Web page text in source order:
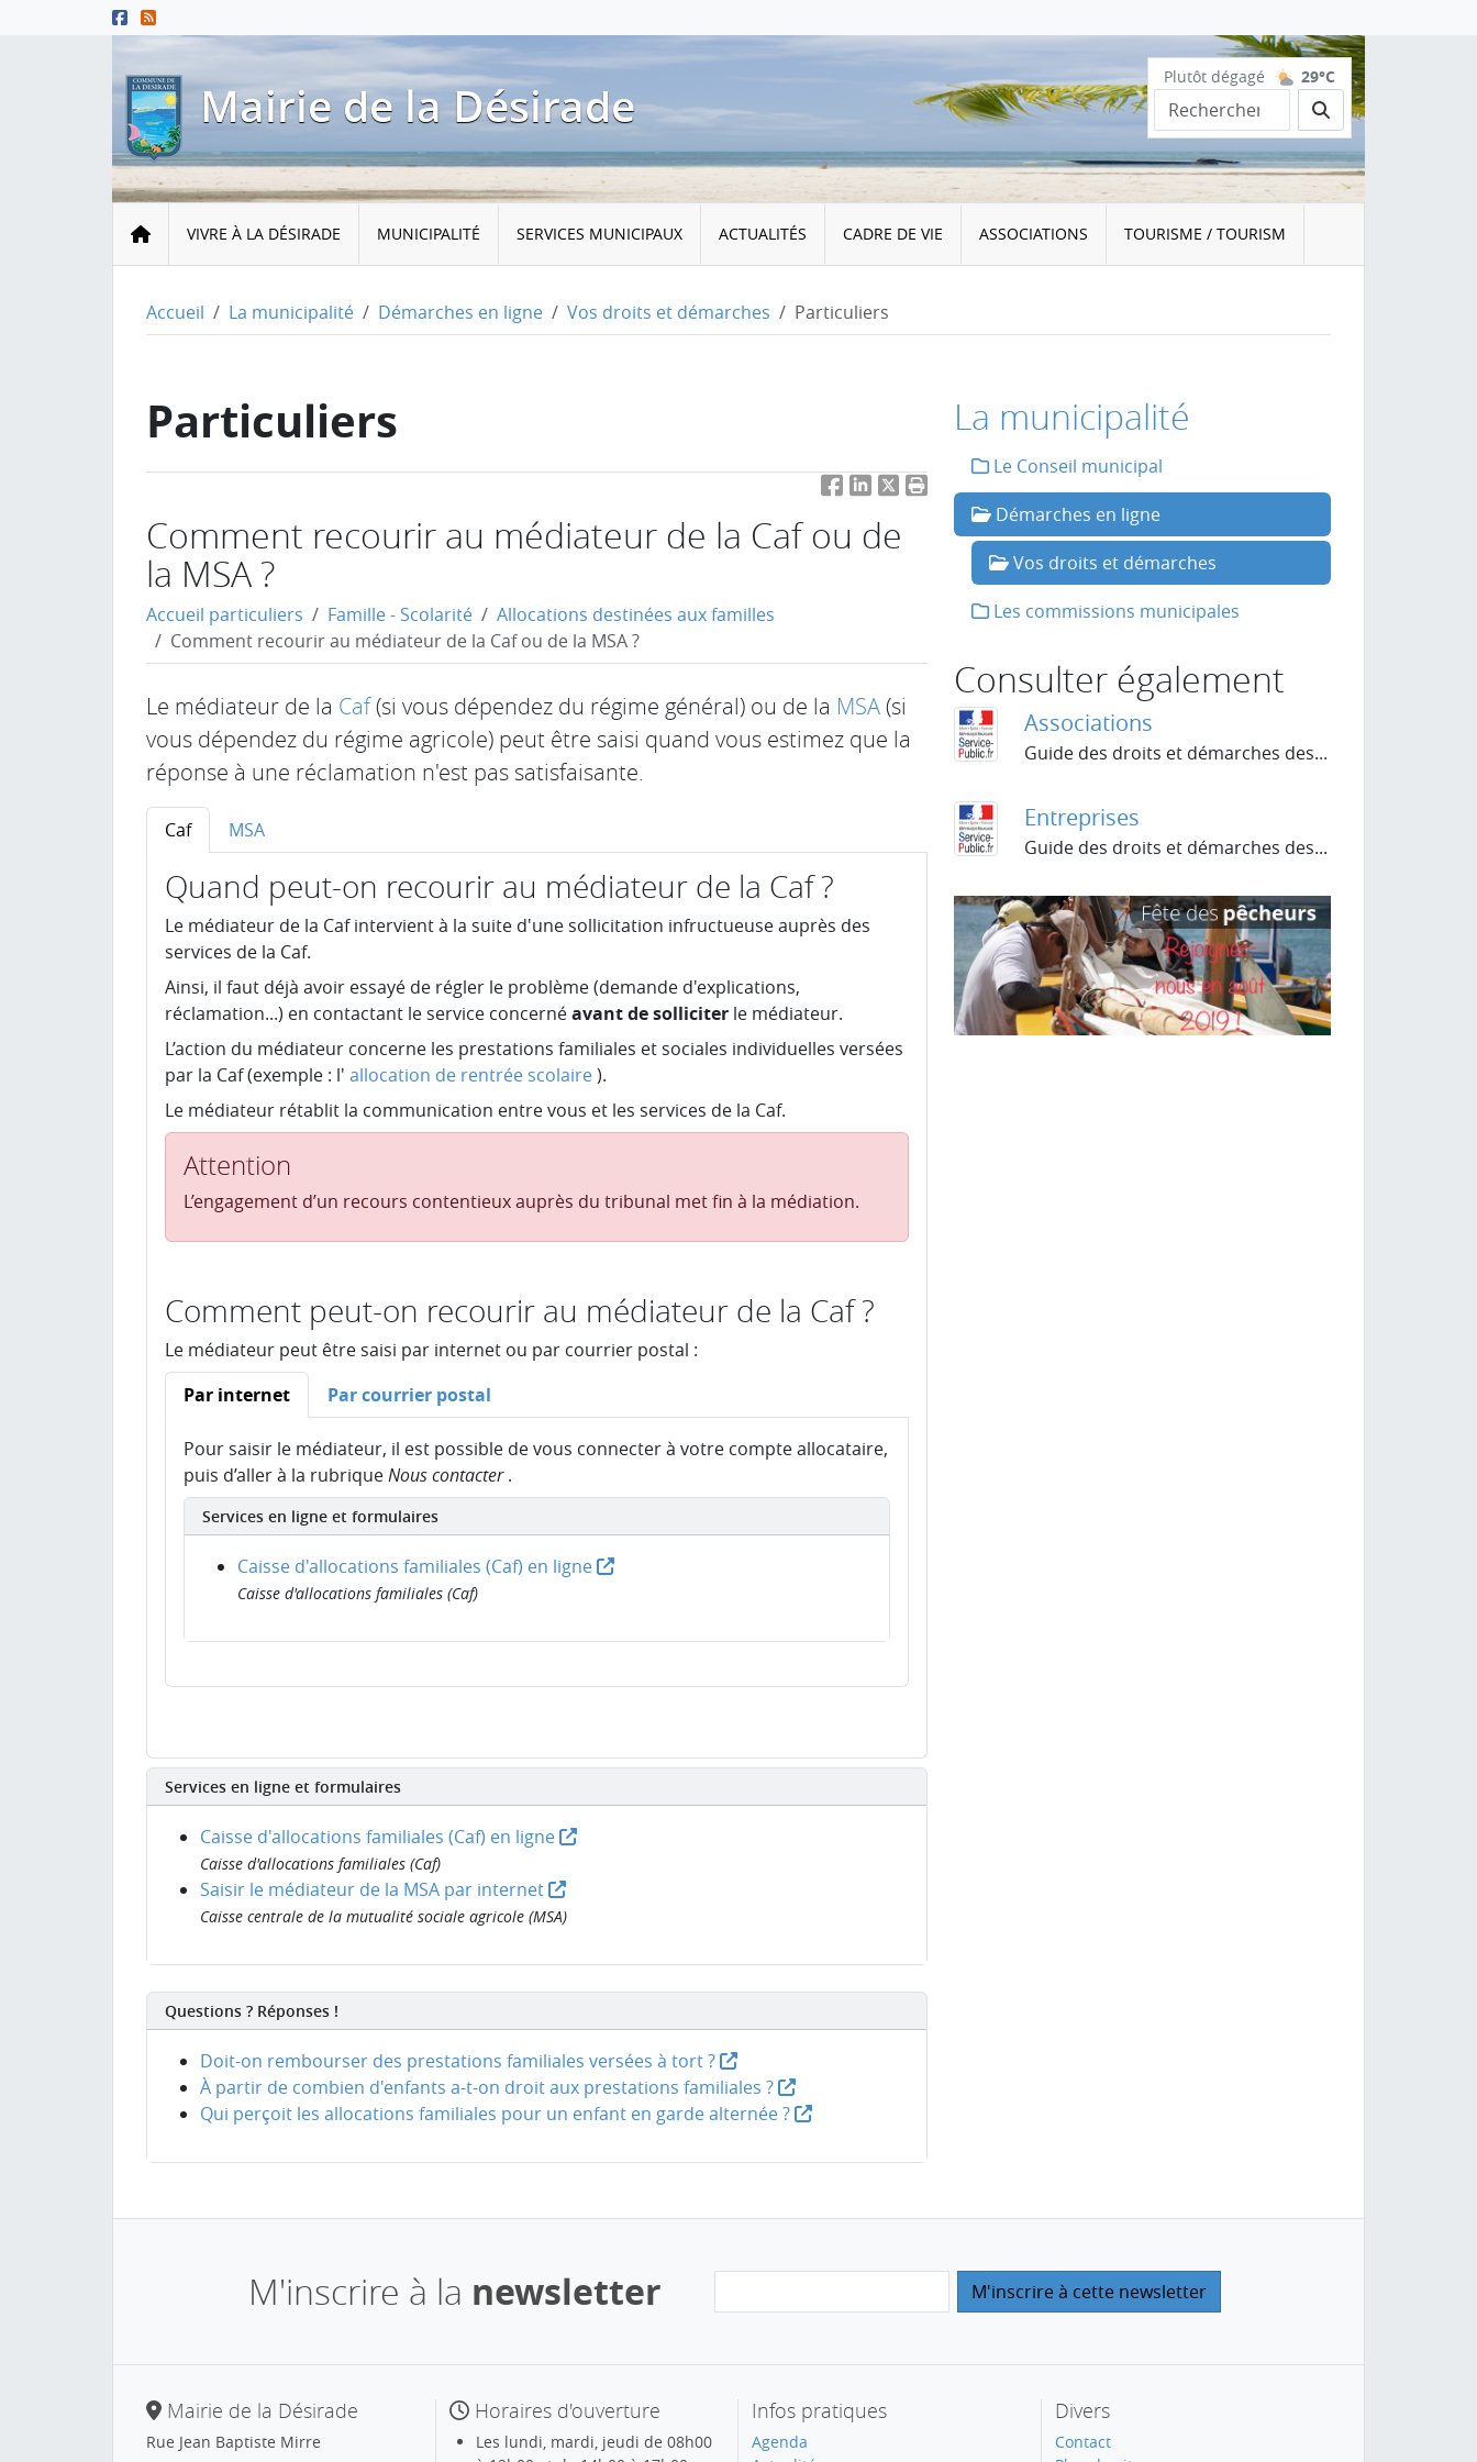
Menu principal
Contenu principal
Mairie de la Désirade
Plutôt dégagé 29°C
Rechercher
AccueilVIVRE À LA DÉSIRADE MUNICIPALITÉ SERVICES MUNICIPAUX ACTUALITÉS CADRE DE VIE ASSOCIATIONS TOURISME / TOURISM
Accueil La municipalité Démarches en ligne Vos droits et démarches Particuliers
Particuliers
FacebookLinkedIn
TwitterImprimer la page
Comment recourir au médiateur de la Caf ou de
la MSA ?
Accueil particuliers Famille - Scolarité
Allocations destinées aux familles
Comment recourir au médiateur de la Caf ou de la MSA ?
Le médiateur de la Caf(si vous dépendez du régime général) ou de la MSA(si
vous dépendez du régime agricole) peut être saisi quand vous estimez que la
réponse à une réclamation n'est pas satisfaisante.
Caf MSA
Quand peut-on recourir au médiateur de la Caf ?
Le médiateur de la Caf intervient à la suite d'une sollicitation infructueuse auprès des
services de la Caf.
Ainsi, il faut déjà avoir essayé de régler le problème (demande d'explications,
réclamation...) en contactant le service concernéavant de solliciter le médiateur.
L’action du médiateur concerne les prestations familiales et sociales individuelles versées
par la Caf (exemple : l' allocation de rentrée scolaire).
Le médiateur rétablit la communication entre vous et les services de la Caf.
Attention
L’engagement d’un recours contentieux auprès du tribunal met fin à la médiation.
Comment peut-on recourir au médiateur de la Caf ?
Le médiateur peut être saisi par internet ou par courrier postal :
Par internet
Par courrier postal
Pour saisir le médiateur, il est possible de vous connecter à votre compte allocataire,
puis d’aller à la rubriqueNous contacter .
Services en ligne et formulaires
Caisse d'allocations familiales (Caf) en ligne
Caisse d'allocations familiales (Caf)
Services en ligne et formulaires
Caisse d'allocations familiales (Caf) en ligne
Caisse d'allocations familiales (Caf)
Saisir le médiateur de la MSA par internet
Caisse centrale de la mutualité sociale agricole (MSA)
Questions ? Réponses !
Doit-on rembourser des prestations familiales versées à tort ?
À partir de combien d'enfants a-t-on droit aux prestations familiales ?
Qui perçoit les allocations familiales pour un enfant en garde alternée ?
La municipalité
Le Conseil municipal
Démarches en ligne
Vos droits et démarches
Les commissions municipales
Consulter également
Associations
Guide des droits et démarches des...
Entreprises
Guide des droits et démarches des...
M'inscrire à la newsletter
Mairie de la Désirade
Rue Jean Baptiste Mirre
Horaires d'ouverture
Les lundi, mardi, jeudi de 08h00
Infos pratiques
Agenda
Divers
Contact